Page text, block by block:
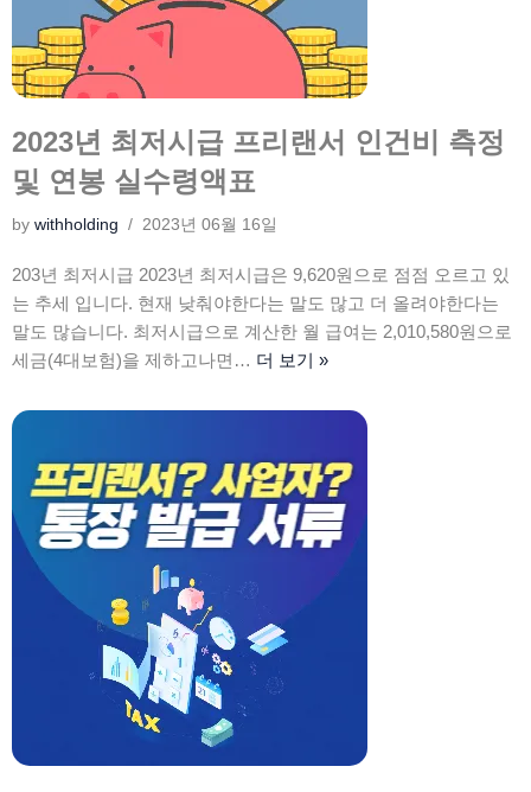
2023년 최저시급 프리랜서 인건비 측정
및 연봉 실수령액표
by withholding 2023년 06월 16일
203년 최저시급 2023년 최저시급은 9,620원으로 점점 오르고 있
는 추세 입니다. 현재 낮춰야한다는 말도 많고 더 올려야한다는
말도 많습니다. 최저시급으로 계산한 월 급여는 2,010,580원으로
세금(4대보험)을 제하고나면… 더 보기 »